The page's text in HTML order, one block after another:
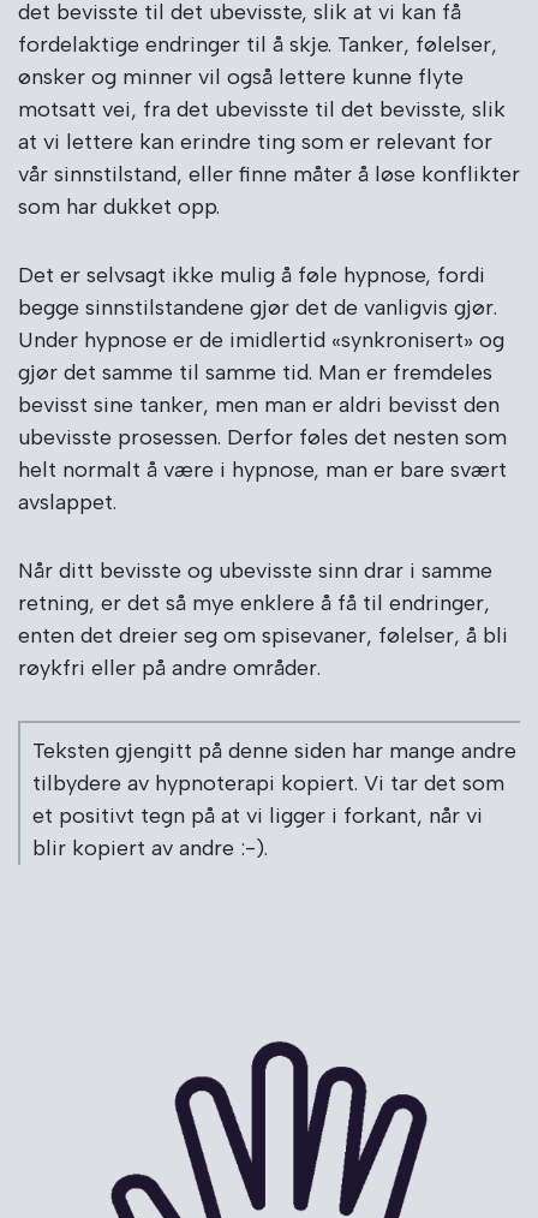
det bevisste til det ubevisste, slik at vi kan få
fordelaktige endringer til å skje. Tanker, følelser,
ønsker og minner vil også lettere kunne flyte
motsatt vei, fra det ubevisste til det bevisste, slik
at vi lettere kan erindre ting som er relevant for
vår sinnstilstand, eller finne måter å løse konflikter
som har dukket opp.
Det er selvsagt ikke mulig å føle hypnose, fordi
begge sinnstilstandene gjør det de vanligvis gjør.
Under hypnose er de imidlertid «synkronisert» og
gjør det samme til samme tid. Man er fremdeles
bevisst sine tanker, men man er aldri bevisst den
ubevisste prosessen. Derfor føles det nesten som
helt normalt å være i hypnose, man er bare svært
avslappet.
Når ditt bevisste og ubevisste sinn drar i samme
retning, er det så mye enklere å få til endringer,
enten det dreier seg om spisevaner, følelser, å bli
røykfri eller på andre områder.
Teksten gjengitt på denne siden har mange andre
tilbydere av hypnoterapi kopiert. Vi tar det som
et positivt tegn på at vi ligger i forkant, når vi
blir kopiert av andre :-).